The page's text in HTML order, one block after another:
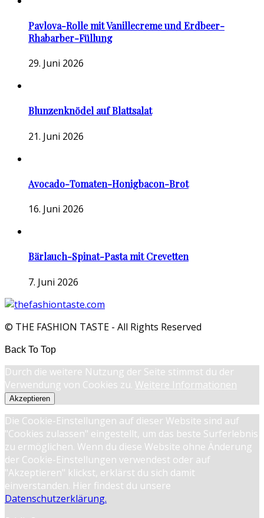
Pavlova-Rolle mit Vanillecreme und Erdbeer-
Rhabarber-Füllung
29. Juni 2026
Blunzenknödel auf Blattsalat
21. Juni 2026
Avocado-Tomaten-Honigbacon-Brot
16. Juni 2026
Bärlauch-Spinat-Pasta mit Crevetten
7. Juni 2026
© THE FASHION TASTE - All Rights Reserved
Back To Top
Durch die weitere Nutzung der Seite stimmst du der
Verwendung von Cookies zu. Weitere Informationen
Akzeptieren
Die Cookie-Einstellungen auf dieser Website sind auf
"Cookies zulassen" eingestellt, um das beste Surferlebnis
zu ermöglichen. Wenn du diese Website ohne Änderung
der Cookie-Einstellungen verwendest oder auf
"Akzeptieren" klickst, erklärst du sich damit
einverstanden. Hier findest du unsere
Datenschutzerklärung.